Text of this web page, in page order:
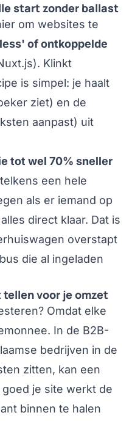
start zonder ballast
om websites te
of ontkoppelde
Klinkt
is simpel: je haalt
ziet) en de
aanpast) uit
tot wel 70% sneller
een hele
als er iemand op
direct klaar. Dat is
overstapt
die al ingeladen
voor je omzet
Omdat elke
In de B2B-
bedrijven in de
zitten, kan een
je site werkt de
binnen te halen